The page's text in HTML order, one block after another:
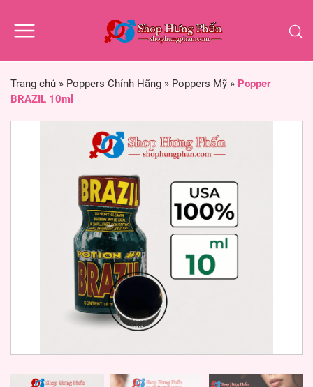
Trang chủ » Poppers Chính Hãng » Poppers Mỹ » Popper
BRAZIL 10ml